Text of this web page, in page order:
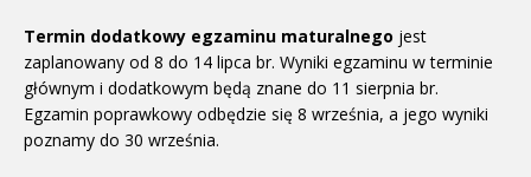
Termin dodatkowy egzaminu maturalnego jest
zaplanowany od 8 do 14 lipca br. Wyniki egzaminu w terminie
głównym i dodatkowym będą znane do 11 sierpnia br.
Egzamin poprawkowy odbędzie się 8 września, a jego wyniki
poznamy do 30 września.